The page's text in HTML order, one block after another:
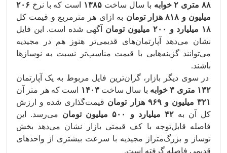
۸۸ متری ۲ خوابه
با سال ساخت ۱۳۸۵ است که با نرخ ۲۰۶
میلیون و ۸۱۸ هزار تومان
به ازای هر مترمربع و قیمت کل
۱۸ میلیارد و ۲۰۰ میلیون تومان
آگهی شده است. این فایل
نشان می‌دهد آپارتمان‌های قدیمی‌تر هنوز هم در مجیدیه
می‌توانند گزینه‌هایی با قیمت مناسب‌تر نسبت به نوسازها
باشند.
در سوی دیگر بازار، گران‌ترین فایل مربوط به یک آپارتمان
۱۳۲ متری ۳ خوابه
با سال ساخت۱۴۰۳
است که هر متر آن
۳۲۱ میلیون و ۹۶۹ هزار تومان
قیمت‌گذاری شده و ارزش
کل آن به۴۲ میلیارد و ۵۰۰ میلیون تومان
می‌رسد. این
فاصله قابل‌توجه با کف قیمتی بازار نشان می‌دهد بخش
نوساز و بزرگ‌متراژ مجیدیه با سرعت بیشتری از واحدهای
قدیمی فاصله گرفته است.